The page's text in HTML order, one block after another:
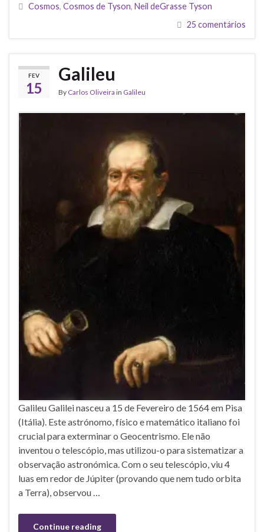
Cosmos, Cosmos de Tyson, Neil deGrasse Tyson
25 comentários
FEV
15
Galileu
By Carlos Oliveira in Galileu
Galileu Galilei nasceu a 15 de Fevereiro de 1564 em Pisa
(Itália). Este astrónomo, físico e matemático italiano foi
crucial para exterminar o Geocentrismo. Ele não
inventou o telescópio, mas utilizou-o para sistematizar a
observação astronómica. Com o seu telescópio, viu 4
luas em redor de Júpiter (provando que nem tudo orbita
a Terra), observou …
Continue reading